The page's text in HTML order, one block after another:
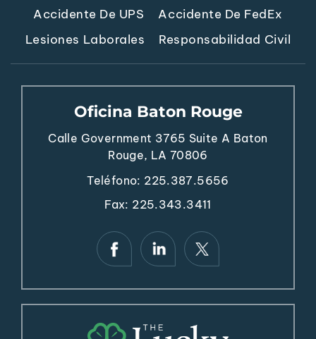
Accidente De UPS
Accidente De FedEx
Lesiones Laborales
Responsabilidad Civil
Oficina Baton Rouge
Calle Government 3765 Suite A Baton
Rouge, LA 70806
Teléfono: 225.387.5656
Fax: 225.343.3411